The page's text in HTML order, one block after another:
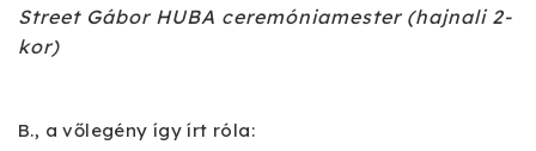
Street Gábor HUBA ceremóniamester (hajnali 2-
kor)
B., a vőlegény így írt róla: